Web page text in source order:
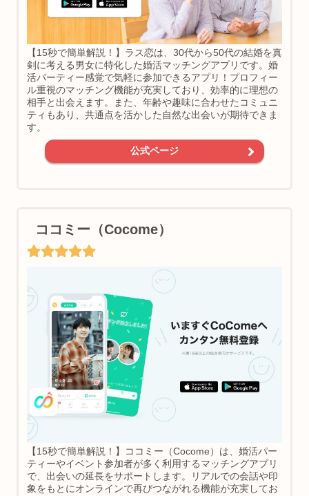
【15秒で簡単解説！】ラス恋は、30代から50代の結婚を真
剣に考える男女に特化した婚活マッチングアプリです。婚
活パーティー感覚で気軽に参加できるアプリ！プロフィー
ル重視のマッチング機能が充実しており、効率的に理想の
相手と出会えます。また、年齢や趣味に合わせたコミュニ
ティもあり、共通点を活かした自然な出会いが期待できま
す。
公式ページ
ココミー（Cocome）
【15秒で簡単解説！】ココミー（Cocome）は、婚活パー
ティーやイベント参加者が多く利用するマッチングアプリ
で、出会いの延長をサポートします。リアルでの会話や印
象をもとにオンラインで再びつながれる機能が充実してお